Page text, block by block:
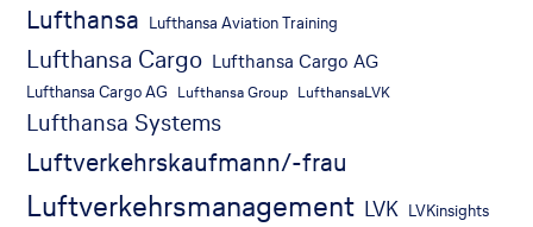
Lufthansa Lufthansa Aviation Training
Lufthansa Cargo Lufthansa Cargo AG
Lufthansa Cargo AG Lufthansa Group LufthansaLVK
Lufthansa Systems
Luftverkehrskaufmann/-frau
Luftverkehrsmanagement LVK LVKinsights